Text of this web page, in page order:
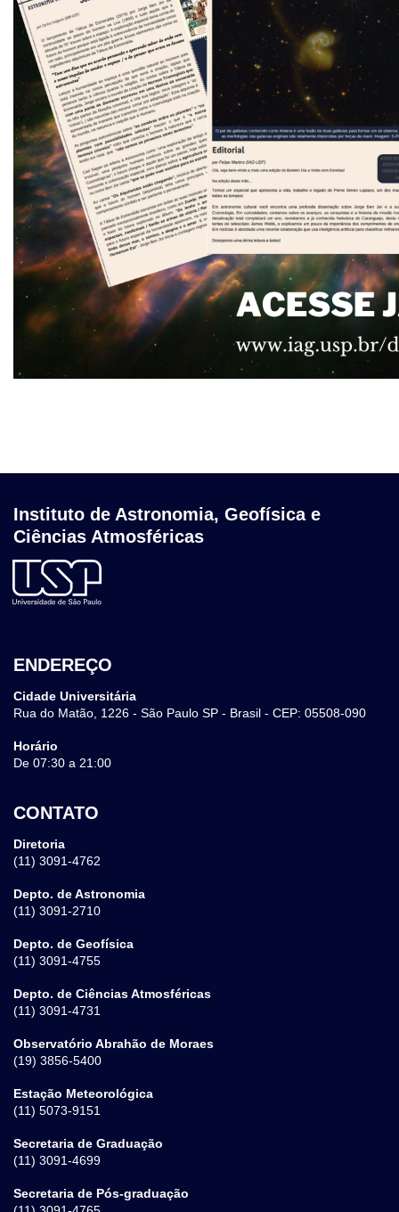
Instituto de Astronomia, Geofísica e
Ciências Atmosféricas
ENDEREÇO
Cidade Universitária
Rua do Matão, 1226 - São Paulo SP - Brasil - CEP: 05508-090
Horário
De 07:30 a 21:00
CONTATO
Diretoria
(11) 3091-4762
Depto. de Astronomia
(11) 3091-2710
Depto. de Geofísica
(11) 3091-4755
Depto. de Ciências Atmosféricas
(11) 3091-4731
Observatório Abrahão de Moraes
(19) 3856-5400
Estação Meteorológica
(11) 5073-9151
Secretaria de Graduação
(11) 3091-4699
Secretaria de Pós-graduação